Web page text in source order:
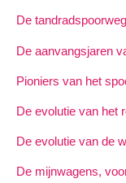
De
De aanvangsjaren
Pioniers van het
De evolutie van het
De evolutie van de
De mijnwagens,